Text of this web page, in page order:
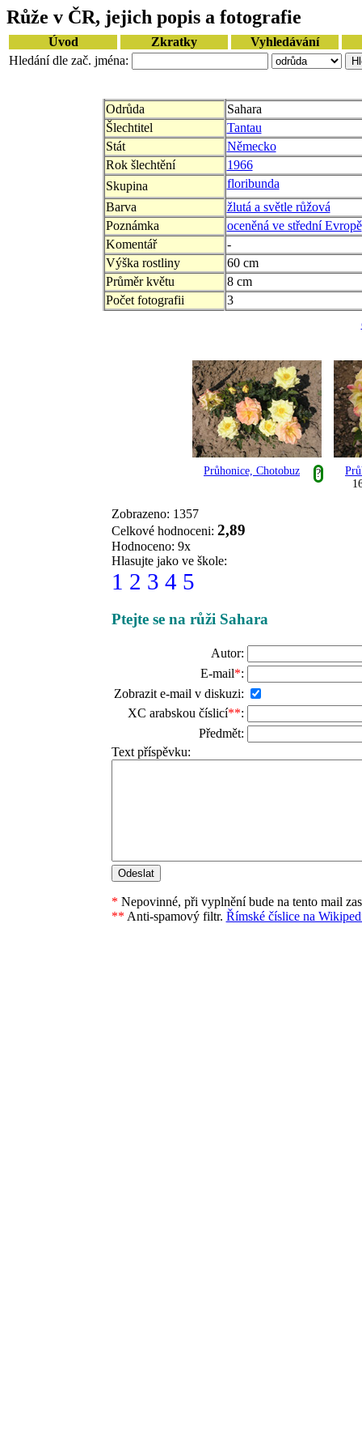
Růže v ČR, jejich popis a fotografie
Úvod Zkratky
Vyhledávání
Hledání dle zač. jména:
Odrůda
Sahara
Šlechtitel
Tantau
Stát
Německo
Rok šlechtění
1966
Skupina
floribunda
Barva
žlutá a světle růžová
Poznámka
oceněná ve střední Evropě
Komentář
-
Výška rostliny
60 cm
Průměr květu
8 cm
Počet fotografii
3
Průhonice, Chotobuz ?
Zobrazeno: 1357
Celkové hodnoceni: 2,89
Hodnoceno: 9x
Hlasujte jako ve škole:
1 2 3 4 5
Ptejte se na růži Sahara
Autor:
E-mail*:
Zobrazit e-mail v diskuzi:
XC arabskou číslicí**:
Předmět:
Text příspěvku:
* Nepovinné, při vyplnění bude na tento mail
** Anti-spamový filtr. Římské číslice na